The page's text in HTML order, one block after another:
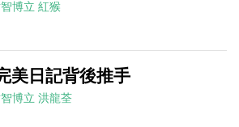
博立 紅猴
美日記背後推手
博立 洪龍荃